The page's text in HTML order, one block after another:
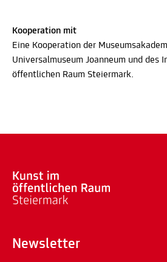
Kooperation mit
Eine Kooperation der
Universalmuseum Joanneum und des
öffentlichen Raum Steiermark.
Newsletter